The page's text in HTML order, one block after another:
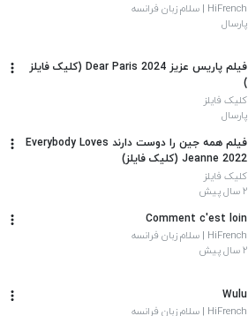
HiFrench | سلام زبان فرانسه
پارسال
فیلم پاریس عزیز Dear Paris 2024 (کلیک فایلز
)
کلیک فایلز
پارسال
فیلم همه جین را دوست دارند Everybody Loves
Jeanne 2022 (کلیک فایلز)
کلیک فایلز
۲ سال پیش
Comment c'est loin
HiFrench | سلام زبان فرانسه
۲ سال پیش
Wulu
HiFrench | سلام زبان فرانسه